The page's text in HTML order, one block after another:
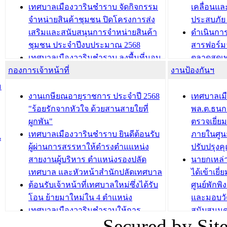
ประชุมผู้เช่าอาคารพาณิชย์ บริเวณ
ถนนเกษมสุขและถนนประทุมเทพภักดี
บทความ อื่นๆ ...
ซักซ้อมแ
ประโยช
บทความ อื่นๆ ...
เทศบาลเมืองวารินชำราบ จัดกิจกรรม
จำหน่ายสินค้าชุมชน ปิดโครงการส่ง
เสริมและสนับสนุนการจำหน่ายสินค้า
ชุมชน ประจำปีงบประมาณ 2568
เทศบาลเมืองวารินชำราบ ลงพื้นที่มอบ
น้ำดื่มแก่ผู้พักอาศัย ณ ศูนย์พักพิง
กองสวัสดิการสังคม เทศบาลเมือง
วารินชำราบ จัดโครงการอบรมอาชีพ
ระยะสั้น ประจำปี 2568 (หลักสูตรการ
ถักทอผลิตภัณฑ์จากถุงพลาสติก)
บทความ อื่นๆ ...
เคลื่อนแ
ประสบภั
ดำเนินกา
สารฟอร์
ตลาดสดเ
วารินชำร
ถนนแก่เ
เด็กเล็ก
เทศบาลเ
ปรึกษาห
วัยของอ
บทความ อื่นๆ ...
กองการเจ้าหน้าที่
งานเกษียณอายุราชการ ประจำปี 2568
"ร้อยรักจากหัวใจ ด้วยสานสายใยที่
ผูกพัน"
เทศบาลเมืองวารินชำราบ ยินดีต้อนรับ
ผู้ผ่านการสรรหาให้ดำรงตำแแหน่ง
สายงานผู้บริหาร ตำแหน่งรองปลัด
เทศบาล และหัวหน้าสำนักปลัดเทศบาล
ต้อนรับเจ้าหน้าที่เทศบาลใหม่ซึ่งได้รับ
โอน ย้ายมาใหม่ใน 4 ตำแหน่ง
เทศบาลเมืองวารินชำราบให้การ
ต้อนรับพนักงานเทศบาลผู้ผ่านการ
งานป้องกันฯ
เทศบาลเ
พล.ต.ธน
ตรวจเยี่ย
ภายในศู
ปรับปรุง
นายกเห
ได้เข้าเยี่
ศูนย์พักพิ
และมอบ
สนับสนุน
ภัยน้ำท่วม